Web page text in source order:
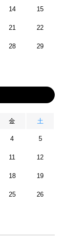
14 15
21 22
28 29
金 土
4 5
11 12
18 19
25 26